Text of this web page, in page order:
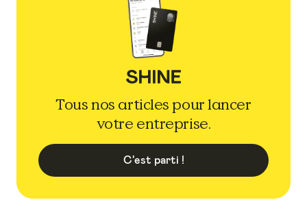
Tous nos articles pour lancer
votre entreprise.
C'est parti !